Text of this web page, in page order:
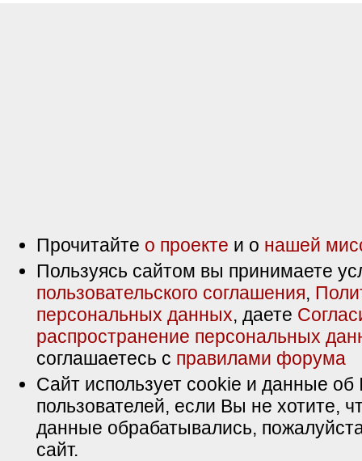
Прочитайте о проекте и о нашей
Пользуясь сайтом вы принимаете
пользовательского соглашения,
персональных данных, даете
распространение персональных
соглашаетесь с правилами форума
Сайт использует cookie и данные об
пользователей, если Вы не хотите,
данные обрабатывались,
сайт.